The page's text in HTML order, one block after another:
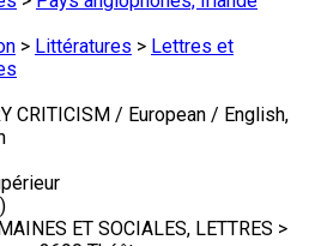
> Littératures > Lettres et
CRITICISM / European / English,
ET SOCIALES, LETTRES >